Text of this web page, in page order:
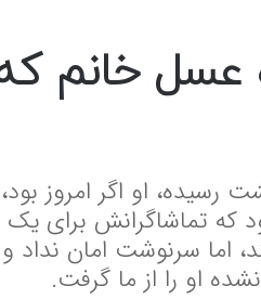
عسل خانم
که تماشاگرانش برای
او را از ما گرفت.